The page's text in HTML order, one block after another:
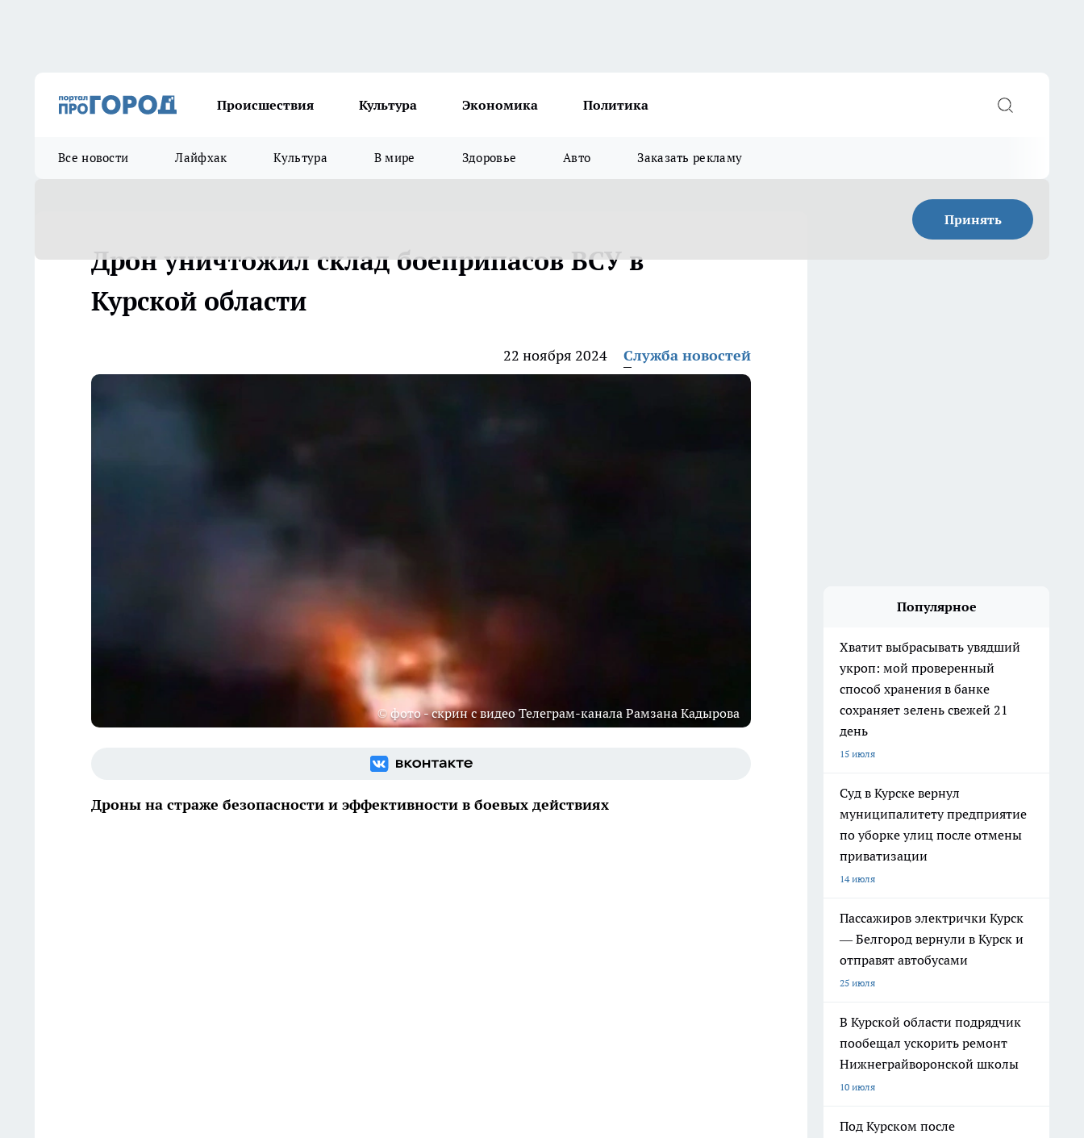
Происшествия Культура Экономика Политика
Все новости Лайфхак Культура В мире Здоровье Авто Заказать рекламу
Принять
Дрон уничтожил склад боеприпасов ВСУ в
Курской области
22 ноября 2024 Служба новостей
© фото - скрин с видео Телеграм-канала Рамзана Кадырова
Дроны на страже безопасности и эффективности в боевых действиях
Популярное
Хватит выбрасывать увядший
укроп: мой проверенный
способ хранения в банке
сохраняет зелень свежей 21
день
15 июля
Суд в Курске вернул
муниципалитету предприятие
по уборке улиц после отмены
приватизации
14 июля
Пассажиров электрички Курск
— Белгород вернули в Курск и
отправят автобусами
25 июля
В Курской области подрядчик
пообещал ускорить ремонт
Нижнеграйворонской школы
10 июля
Под Курском после